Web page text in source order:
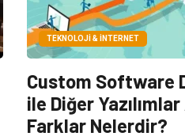
TEKNOLOJI & İNTERNET
Custom Software
ile Diğer
Farklar Nelerdir?